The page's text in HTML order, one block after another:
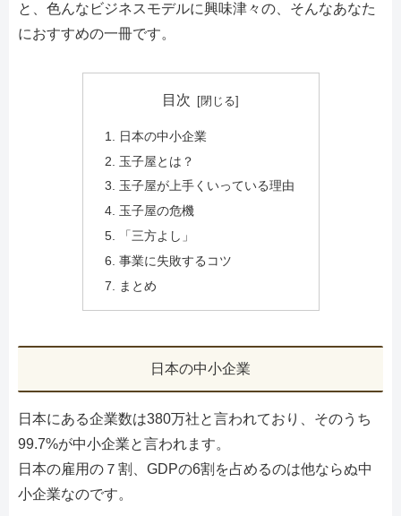
と、色んなビジネスモデルに興味津々の、そんなあなた
におすすめの一冊です。
目次
日本の中小企業
玉子屋とは？
玉子屋が上手くいっている理由
玉子屋の危機
「三方よし」
事業に失敗するコツ
まとめ
日本の中小企業
日本にある企業数は380万社と言われており、そのうち
99.7%が中小企業と言われます。
日本の雇用の７割、GDPの6割を占めるのは他ならぬ中
小企業なのです。